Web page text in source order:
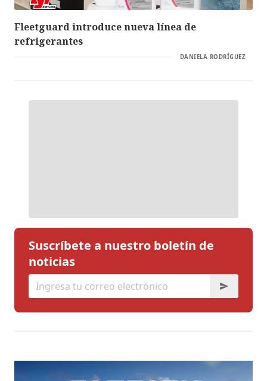
Fleetguard introduce nueva línea de
refrigerantes
DANIELA RODRÍGUEZ
Suscríbete a nuestro boletín de
noticias